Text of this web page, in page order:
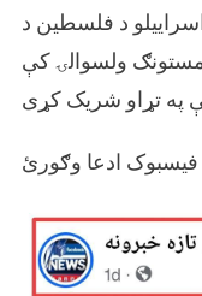
د فلسطین د
ولسوالۍ کې